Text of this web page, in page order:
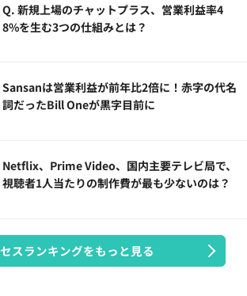
Q. 新規上場のチャットプラス、営業利益率4
8%を生む3つの仕組みとは？
Sansanは営業利益が前年比2倍に！赤字の代名
詞だったBill Oneが黒字目前に
Netflix、Prime Video、国内主要テレビ局で、
視聴者1人当たりの制作費が最も少ないのは？
スランキングをもっと見る